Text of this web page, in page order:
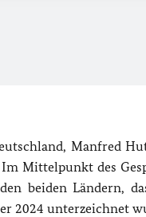
Manfred
Mittelpunkt des
beiden Ländern,
2024 unterzeichnet